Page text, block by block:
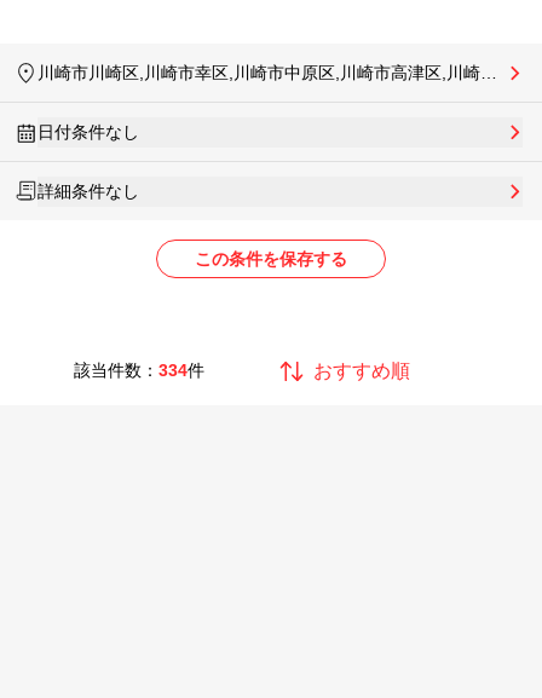
該当件数：334件
日付条件なし
詳細条件なし
この条件を保存する